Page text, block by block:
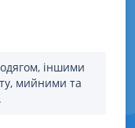
іншими
мийними та